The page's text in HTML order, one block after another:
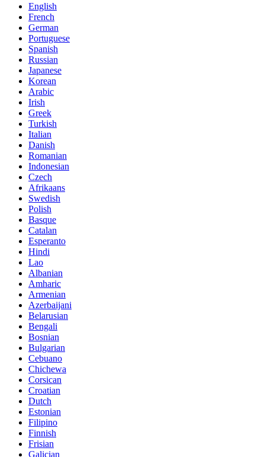
English
French
German
Portuguese
Spanish
Russian
Japanese
Korean
Arabic
Irish
Greek
Turkish
Italian
Danish
Romanian
Indonesian
Czech
Afrikaans
Swedish
Polish
Basque
Catalan
Esperanto
Hindi
Lao
Albanian
Amharic
Armenian
Azerbaijani
Belarusian
Bengali
Bosnian
Bulgarian
Cebuano
Chichewa
Corsican
Croatian
Dutch
Estonian
Filipino
Finnish
Frisian
Galician